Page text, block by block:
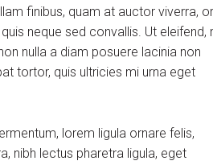
finibus, quam at auctor viverra,
neque sed convallis. Ut eleifend,
nulla a diam posuere lacinia non
tortor, quis ultricies mi urna eget
lorem ligula ornare felis,
nibh lectus pharetra ligula, eget